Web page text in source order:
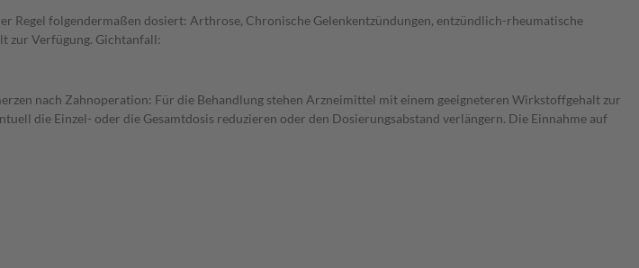
Regel folgendermaßen dosiert: Arthrose, Chronische Gelenkentzündungen, entzündlich-rheumatische
zur Verfügung. Gichtanfall:
nach Zahnoperation: Für die Behandlung stehen Arzneimittel mit einem geeigneteren Wirkstoffgehalt zur
die Einzel- oder die Gesamtdosis reduzieren oder den Dosierungsabstand verlängern. Die Einnahme auf